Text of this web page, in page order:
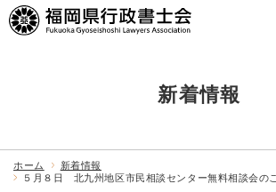
新着情報
ホーム
新着情報
５月８日 北九州地区市民相談センター無料相談会の